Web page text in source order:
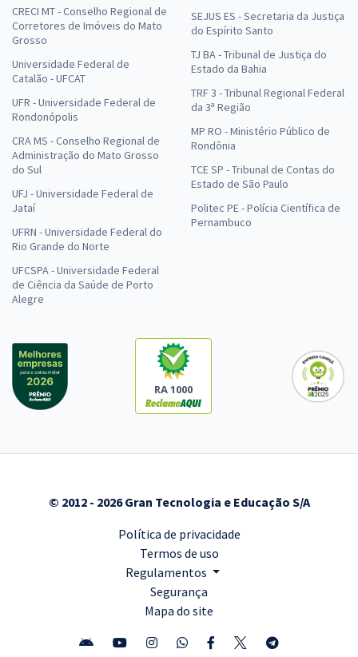
CRECI MT - Conselho Regional de
Corretores de Imóveis do Mato
Grosso
Universidade Federal de
Catalão - UFCAT
UFR - Universidade Federal de
Rondonópolis
CRA MS - Conselho Regional de
Administração do Mato Grosso
do Sul
UFJ - Universidade Federal de
Jataí
UFRN - Universidade Federal do
Rio Grande do Norte
UFCSPA - Universidade Federal
de Ciência da Saúde de Porto
Alegre
SEJUS ES - Secretaria da Justiça
do Espírito Santo
TJ BA - Tribunal de Justiça do
Estado da Bahia
TRF 3 - Tribunal Regional Federal
da 3ª Região
MP RO - Ministério Público de
Rondônia
TCE SP - Tribunal de Contas do
Estado de São Paulo
Politec PE - Polícia Científica de
Pernambuco
RA 1000
© 2012 - 2026 Gran Tecnologia e Educação S/A
Política de privacidade
Termos de uso
Regulamentos
Segurança
Mapa do site